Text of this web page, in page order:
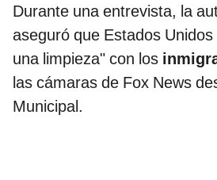
Durante una entrevista, la
aseguró que Estados
una limpieza" con los
las cámaras de Fox News
Municipal.